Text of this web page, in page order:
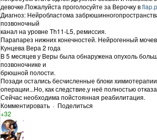
девочке.Пожалуйста проголосуйте за Верочку в
Диагноз: Нейробластома
позвоночный
канал на уровне Th11-L5, ремиссия.
Парапарез нижних конечностей. Нейрогенный
Кунцева Вера 2 года
В 5 месяцев у Веры была обнаружена опухоль
позвоночнике и
брюшной полости.
Позади остались бесчисленные блоки
операции...Но, как следствие,у неё полностью
Сейчас необходима пойстоянная реабилитация.
Комментировать · Поделиться
+32